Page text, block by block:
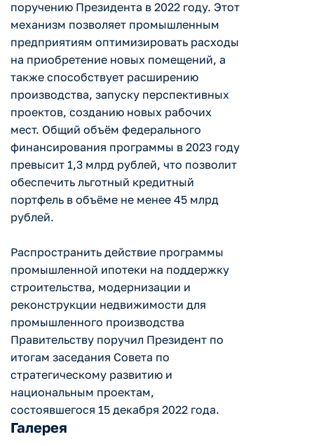
поручению Президента в 2022 году. Этот
механизм позволяет промышленным
предприятиям оптимизировать расходы
на приобретение новых помещений, а
также способствует расширению
производства, запуску перспективных
проектов, созданию новых рабочих
мест. Общий объём федерального
финансирования программы в 2023 году
превысит 1,3 млрд рублей, что позволит
обеспечить льготный кредитный
портфель в объёме не менее 45 млрд
рублей.
Распространить действие программы
промышленной ипотеки на поддержку
строительства, модернизации и
реконструкции недвижимости для
промышленного производства
Правительству поручил Президент по
итогам заседания Совета по
стратегическому развитию и
национальным проектам,
состоявшегося 15 декабря 2022 года.
Галерея